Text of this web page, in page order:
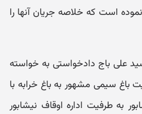
است که خلاصه جریان آنها را
۲۰/۲/۱۳۷۸ آقای سید علی باج دادخواستی به خواسته
باغ سیمی مشهور به باغ خرابه با
به طرفیت اداره اوقاف نیشابور